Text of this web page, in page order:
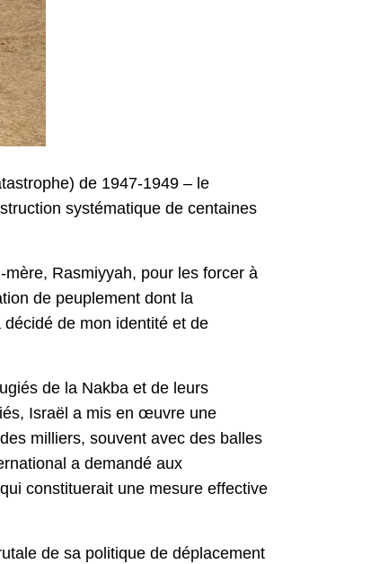
de 1947-1949 – le
systématique de centaines
Rasmiyyah, pour les forcer à
de peuplement dont la
de mon identité et de
de la Nakba et de leurs
Israël a mis en œuvre une
milliers, souvent avec des balles
a demandé aux
constituerait une mesure effective
de sa politique de déplacement